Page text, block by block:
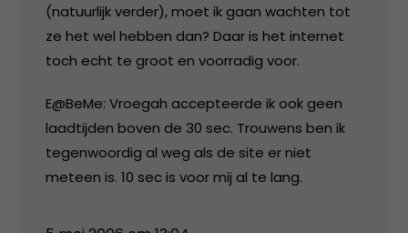
(natuurlijk verder), moet ik gaan wachten tot
ze het wel hebben dan? Daar is het internet
toch echt te groot en voorradig voor.
E@BeMe: Vroegah accepteerde ik ook geen
laadtijden boven de 30 sec. Trouwens ben ik
tegenwoordig al weg als de site er niet
meteen is. 10 sec is voor mij al te lang.